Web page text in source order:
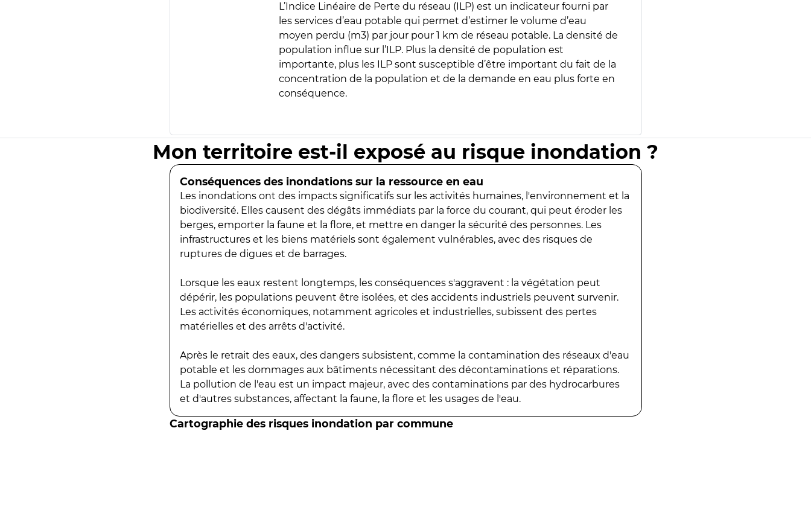
L’Indice Linéaire de Perte du réseau (ILP) est un indicateur fourni par
les services d’eau potable qui permet d’estimer le volume d’eau
moyen perdu (m3) par jour pour 1 km de réseau potable. La densité de
population influe sur l’ILP. Plus la densité de population est
importante, plus les ILP sont susceptible d’être important du fait de la
concentration de la population et de la demande en eau plus forte en
conséquence.
Mon territoire est-il exposé au risque inondation ?
Conséquences des inondations sur la ressource en eau
Les inondations ont des impacts significatifs sur les activités humaines, l'environnement et la
biodiversité. Elles causent des dégâts immédiats par la force du courant, qui peut éroder les
berges, emporter la faune et la flore, et mettre en danger la sécurité des personnes. Les
infrastructures et les biens matériels sont également vulnérables, avec des risques de
ruptures de digues et de barrages.
Lorsque les eaux restent longtemps, les conséquences s'aggravent : la végétation peut
dépérir, les populations peuvent être isolées, et des accidents industriels peuvent survenir.
Les activités économiques, notamment agricoles et industrielles, subissent des pertes
matérielles et des arrêts d'activité.
Après le retrait des eaux, des dangers subsistent, comme la contamination des réseaux d'eau
potable et les dommages aux bâtiments nécessitant des décontaminations et réparations.
La pollution de l'eau est un impact majeur, avec des contaminations par des hydrocarbures
et d'autres substances, affectant la faune, la flore et les usages de l'eau.
Cartographie des risques inondation par commune